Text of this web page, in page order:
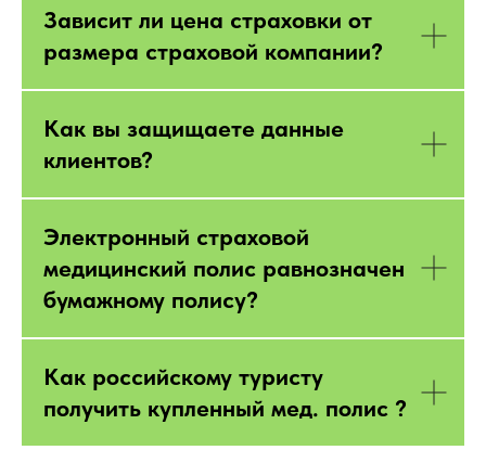
Зависит ли цена страховки от
размера страховой компании?
Как вы защищаете данные
клиентов?
Электронный страховой
медицинский полис равнозначен
бумажному полису?
Как российскому туристу
получить купленный мед. полис ?